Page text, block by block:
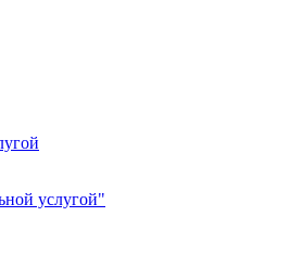
услугой"